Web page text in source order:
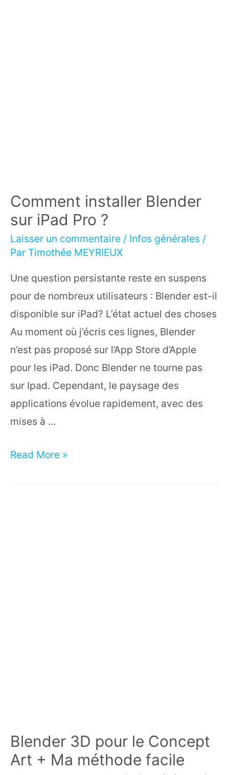
Comment installer Blender
sur iPad Pro ?
Laisser un commentaire / Infos générales /
Par Timothée MEYRIEUX
Une question persistante reste en suspens
pour de nombreux utilisateurs : Blender est-il
disponible sur iPad? L’état actuel des choses
Au moment où j’écris ces lignes, Blender
n’est pas proposé sur l’App Store d’Apple
pour les iPad. Donc Blender ne tourne pas
sur Ipad. Cependant, le paysage des
applications évolue rapidement, avec des
mises à …
Comment
Read More »
Blender 3D pour le Concept
Art + Ma méthode facile